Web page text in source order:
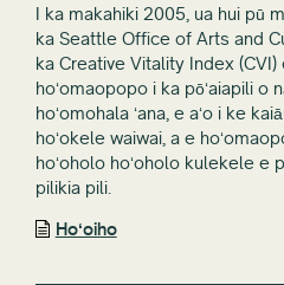
I ka makahiki 2005, ua hui pū
ka Seattle Office of Arts and
ka Creative Vitality Index
hoʻomaopopo i ka pōʻaiapili o
hoʻomohala ʻana, e aʻo i ke
hoʻokele waiwai, a e
hoʻoholo hoʻoholo kulekele e
pilikia pili.
Hoʻoiho